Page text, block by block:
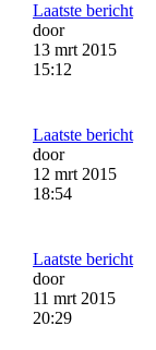
Laatste bericht
door
13 mrt 2015
15:12
Laatste bericht
door
12 mrt 2015
18:54
Laatste bericht
door
11 mrt 2015
20:29